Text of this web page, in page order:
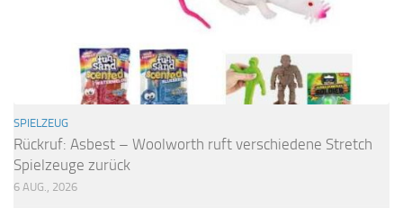
SPIELZEUG
Rückruf: Asbest – Woolworth ruft verschiedene Stretch
Spielzeuge zurück
6 AUG., 2026